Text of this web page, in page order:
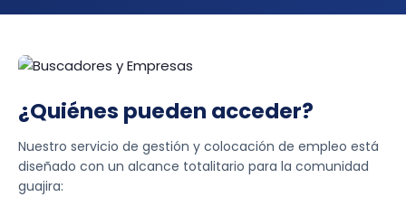
¿Quiénes pueden acceder?
Nuestro servicio de gestión y colocación de empleo está
diseñado con un alcance totalitario para la comunidad
guajira: